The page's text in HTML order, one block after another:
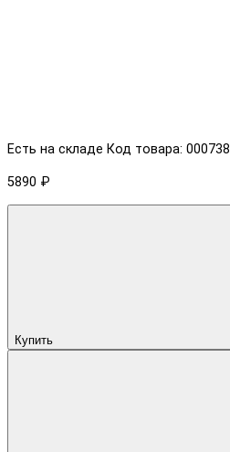
Есть на складе Код товара: 000738
5890 ₽
Купить